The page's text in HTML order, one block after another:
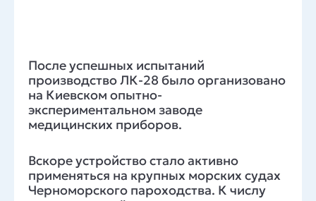
После успешных испытаний
производство ЛК-28 было организовано
на Киевском опытно-
экспериментальном заводе
медицинских приборов.
Вскоре устройство стало активно
применяться на крупных морских судах
Черноморского пароходства. К числу